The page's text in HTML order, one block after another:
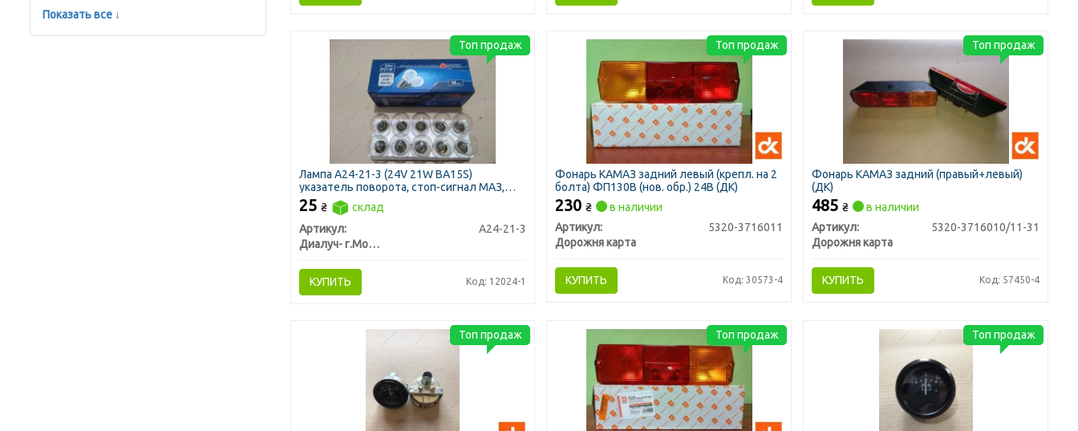
Показать все ↓
Лампа А24-21-3 (24V 21W BA15S)
указатель поворота, стоп-сигнал МАЗ,
КАМАЗ, автобус (пр-во Диалуч)
25 ₴
склад
Артикул:
А24-21-3
Диалуч- г.Москва
КУПИТЬ Код: 12024-1
Топ продаж
Фонарь КАМАЗ задний левый (крепл. на 2
болта) ФП130В (нов. обр.) 24В (ДК)
230₴
в наличии
Артикул:
5320-3716011
Дорожня карта
КУПИТЬ Код: 30573-4
Топ продаж
Фонарь КАМАЗ задний (правый+левый)
(ДК)
485₴
в наличии
Артикул:
5320-3716010/11-31
Дорожня карта
КУПИТЬ Код: 57450-4
Топ продаж
Топ продаж Топ продаж Топ продаж